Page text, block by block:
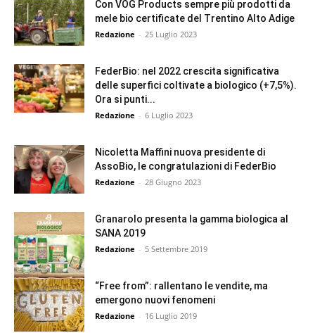
Con VOG Products sempre più prodotti da
mele bio certificate del Trentino Alto Adige
Redazione - 25 Luglio 2023
FederBio: nel 2022 crescita significativa
delle superfici coltivate a biologico (+7,5%).
Ora si punti...
Redazione - 6 Luglio 2023
Nicoletta Maffini nuova presidente di
AssoBio, le congratulazioni di FederBio
Redazione - 28 Giugno 2023
Granarolo presenta la gamma biologica al
SANA 2019
Redazione - 5 Settembre 2019
“Free from”: rallentano le vendite, ma
emergono nuovi fenomeni
Redazione - 16 Luglio 2019